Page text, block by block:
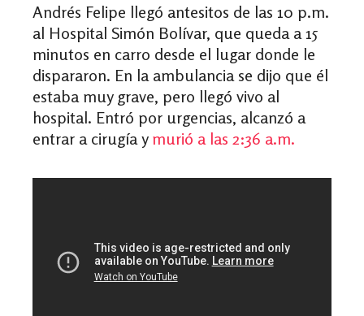
Andrés Felipe llegó antesitos de las 10 p.m.
al Hospital Simón Bolívar, que queda a 15
minutos en carro desde el lugar donde le
dispararon. En la ambulancia se dijo que él
estaba muy grave, pero llegó vivo al
hospital. Entró por urgencias, alcanzó a
entrar a cirugía y murió a las 2:36 a.m.